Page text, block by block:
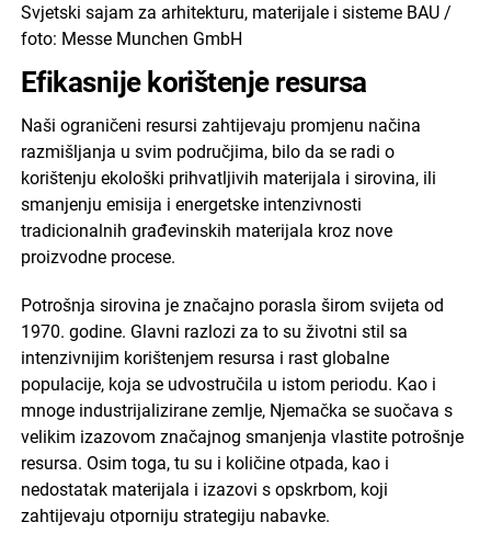
Svjetski sajam za arhitekturu, materijale i sisteme BAU /
foto: Messe Munchen GmbH
Efikasnije korištenje resursa
Naši ograničeni resursi zahtijevaju promjenu načina
razmišljanja u svim područjima, bilo da se radi o
korištenju ekološki prihvatljivih materijala i sirovina, ili
smanjenju emisija i energetske intenzivnosti
tradicionalnih građevinskih materijala kroz nove
proizvodne procese.
Potrošnja sirovina je značajno porasla širom svijeta od
1970. godine. Glavni razlozi za to su životni stil sa
intenzivnijim korištenjem resursa i rast globalne
populacije, koja se udvostručila u istom periodu. Kao i
mnoge industrijalizirane zemlje, Njemačka se suočava s
velikim izazovom značajnog smanjenja vlastite potrošnje
resursa. Osim toga, tu su i količine otpada, kao i
nedostatak materijala i izazovi s opskrbom, koji
zahtijevaju otporniju strategiju nabavke.